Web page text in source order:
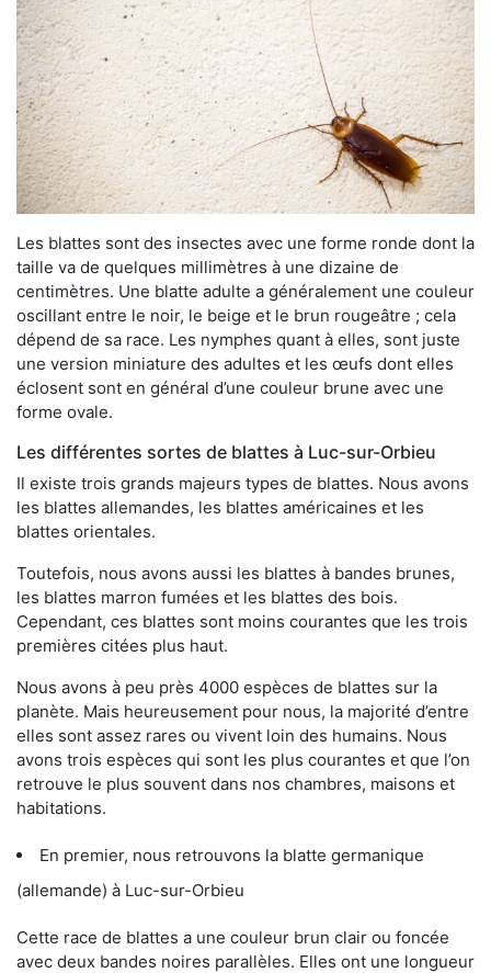
Les blattes sont des insectes avec une forme ronde dont la
taille va de quelques millimètres à une dizaine de
centimètres. Une blatte adulte a généralement une couleur
oscillant entre le noir, le beige et le brun rougeâtre ; cela
dépend de sa race. Les nymphes quant à elles, sont juste
une version miniature des adultes et les œufs dont elles
éclosent sont en général d’une couleur brune avec une
forme ovale.
Les différentes sortes de blattes à Luc-sur-Orbieu
Il existe trois grands majeurs types de blattes. Nous avons
les blattes allemandes, les blattes américaines et les
blattes orientales.
Toutefois, nous avons aussi les blattes à bandes brunes,
les blattes marron fumées et les blattes des bois.
Cependant, ces blattes sont moins courantes que les trois
premières citées plus haut.
Nous avons à peu près 4000 espèces de blattes sur la
planète. Mais heureusement pour nous, la majorité d’entre
elles sont assez rares ou vivent loin des humains. Nous
avons trois espèces qui sont les plus courantes et que l’on
retrouve le plus souvent dans nos chambres, maisons et
habitations.
En premier, nous retrouvons la blatte germanique
(allemande) à Luc-sur-Orbieu
Cette race de blattes a une couleur brun clair ou foncée
avec deux bandes noires parallèles. Elles ont une longueur